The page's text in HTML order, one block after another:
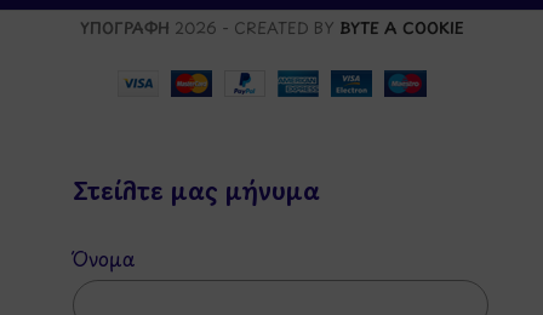
ΥΠΟΓΡΑΦΗ 2026 - CREATED BY BYTE A COOKIE
Στείλτε μας μήνυμα
Όνομα